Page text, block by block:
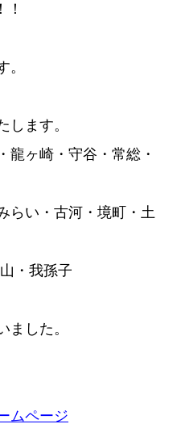
。
します。
ヶ崎・守谷・常総・
らい・古河・境町・土
・我孫子
ました。
ムページ